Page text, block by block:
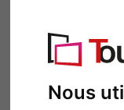
Nous